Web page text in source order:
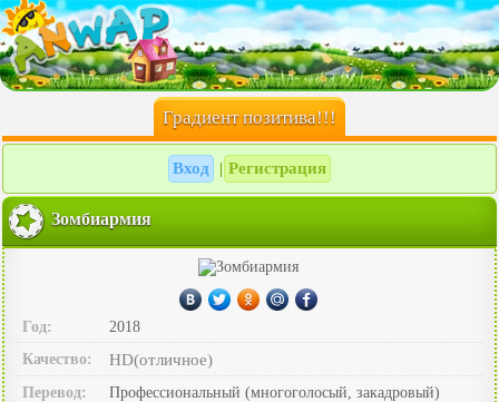
Градиент позитива!!!
Вход Регистрация
Зомбиармия
Год:
2018
Качество:
HD(отличное)
Перевод:
Профессиональный (многоголосый, закадровый)